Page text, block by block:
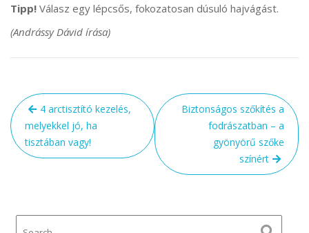
Tipp! Válasz egy lépcsős, fokozatosan dúsuló hajvágást.
(Andrássy Dávid írása)
Bejegyzés
navigáció
4 arctisztító kezelés,
melyekkel jó, ha
tisztában vagy!
Biztonságos szőkítés a
fodrászatban – a
gyönyörű szőke
színért